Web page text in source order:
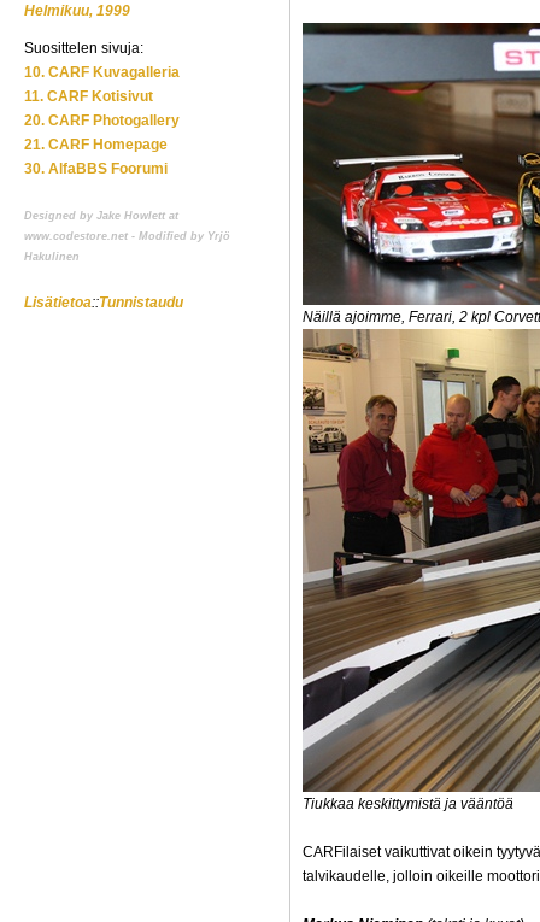
Näillä ajoimme, Ferrari, 2 kpl
Tiukkaa keskittymistä ja vääntöä
CARFilaiset vaikuttivat oikein
talvikaudelle, jolloin oikeille
Helmikuu, 1999
Suosittelen sivuja:
10. CARF Kuvagalleria
11. CARF Kotisivut
20. CARF Photogallery
21. CARF Homepage
30. AlfaBBS Foorumi
Designed by Jake Howlett at
www.codestore.net - Modified by Yrjö
Hakulinen
Lisätietoa::Tunnistaudu